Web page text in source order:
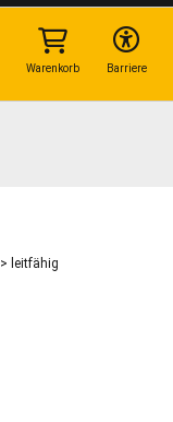
> leitfähig
Barriere
Warenkorb